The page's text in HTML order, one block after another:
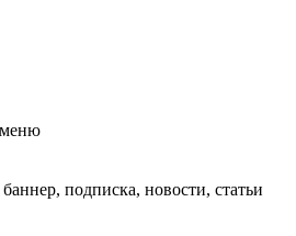
меню
подписка, новости, статьи